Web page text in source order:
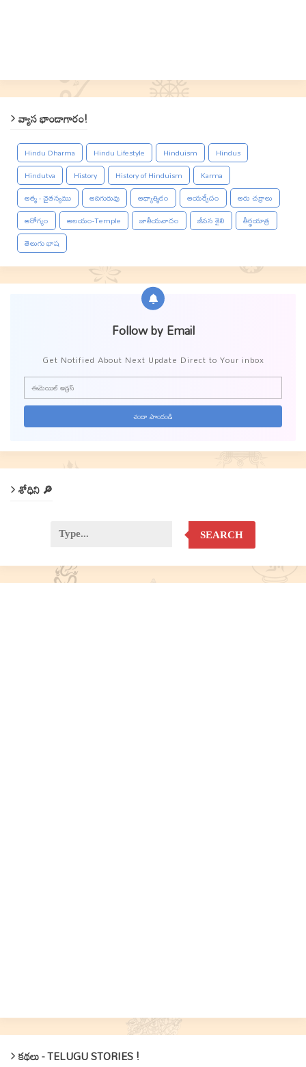
వ్యాస భాండాగారం!
Hindu Dharma Hindu Lifestyle Hinduism
Hindus
Hindutva
History History of Hinduism
Karma
ఆత్మ - చైతన్యము
ఆదిగురువు ఆధ్యాత్మికం ఆయర్వేదం
ఆరు చక్రాలు
ఆరోగ్యం
ఆలయం-Temple జాతీయవాదం జీవన శైలి
తీర్థయాత్ర
తెలుగు భాష
Follow by Email
Get Notified About Next Update Direct to Your inbox
శోధిని 🔎
SEARCH
కథలు - TELUGU STORIES !